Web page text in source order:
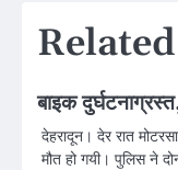
बाइक
देहरादून। देर रात
मौत हो गयी। पुलिस ने